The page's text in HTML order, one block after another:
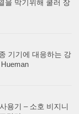
기기에 대응하는 강
용기 – 소호 비지니
린터